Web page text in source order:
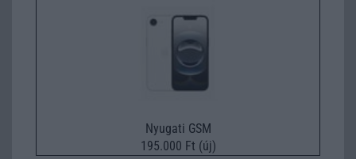
Nyugati GSM
195.000 Ft (új)